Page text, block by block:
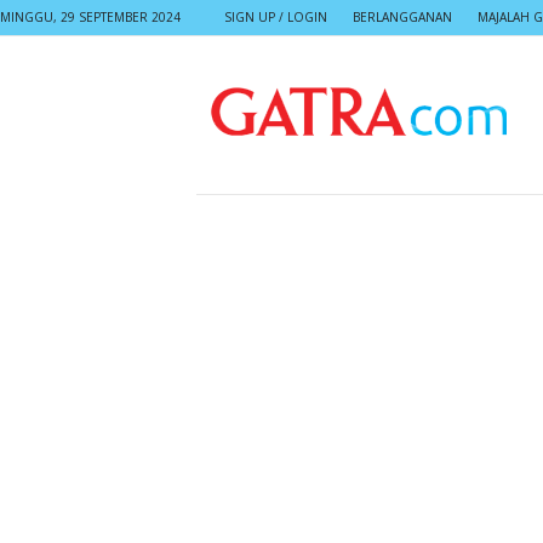
MINGGU, 29 SEPTEMBER 2024 SIGN UP / LOGIN BERLANGGANAN MAJALAH